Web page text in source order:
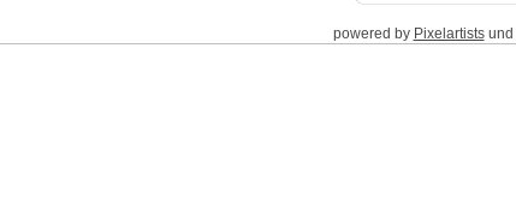
powered by Pixelartistsund